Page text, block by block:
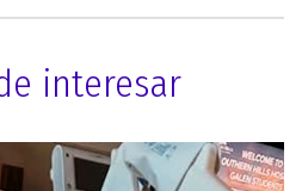
interesar